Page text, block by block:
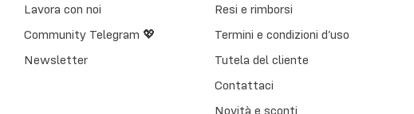
Lavora con noi
Community Telegram 💖
Newsletter
Resi e rimborsi
Termini e condizioni d’uso
Tutela del cliente
Contattaci
Novità e sconti